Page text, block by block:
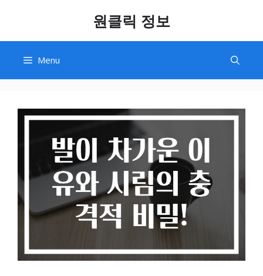
content
원클릭 정보
Menu